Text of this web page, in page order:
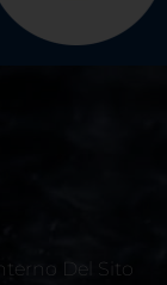
Del Sito